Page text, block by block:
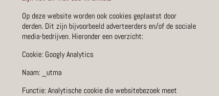
Op deze website worden ook cookies geplaatst door
derden. Dit zijn bijvoorbeeld adverteerders en/of de sociale
media-bedrijven. Hieronder een overzicht:
Cookie: Googly Analytics
Naam: _utma
Functie: Analytische cookie die websitebezoek meet